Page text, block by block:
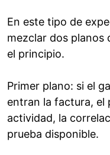
En este tipo de
mezclar dos planos
el principio.
Primer plano: si el
entran la factura, el
actividad, la
prueba disponible.